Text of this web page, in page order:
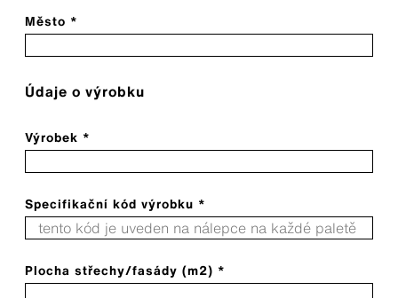
Město *
Údaje o výrobku
Výrobek *
Specifikační kód výrobku *
Plocha střechy/fasády (m2) *